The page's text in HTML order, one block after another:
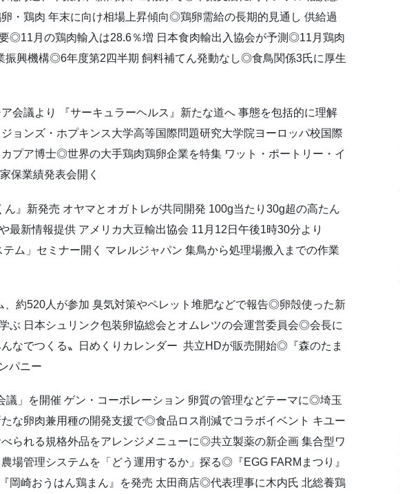
・鶏肉 年末に向け相場上昇傾向◎鶏卵需給の長期的見通し 供給過
◎11月の鶏肉輸入は28.6％増 日本食肉輸出入協会が予測◎11月鶏肉
振興機構◎6年度第2四半期 飼料補てん発動なし◎食鳥関係3氏に厚生
会議より 『サーキュラーヘルス』新たな道へ 事態を包括的に理解
ョンズ・ホプキンス大学高等国際問題研究大学院ヨーロッパ校国際
プア博士◎世界の大手鶏肉鶏卵企業を特集 ワット・ポートリー・イ
保業績発表会開く
』新発売 オヤマとオガトレが共同開発 100g当たり30g超の高たん
最新情報提供 アメリカ大豆輸出協会 11月12日午後1時30分より
ム」セミナー開く マレルジャパン 集鳥から処理場搬入までの作業
約520人が参加 臭気対策やペレット堆肥などで報告◎卵殻使った新
ぶ 日本シュリンク包装卵協総会とオムレツの会運営委員会◎会長に
なでつくる〟日めくりカレンダー 共立HDが販売開始◎『森のたま
パニー
」を開催 ゲン・コーポレーション 卵質の管理などテーマに◎埼玉
な卵肉兼用種の開発支援で◎食品ロス削減でコラボイベント キユー
られる規格外品をアレンジメニューに◎共立製薬の新企画 集合型ワ
場管理システムを「どう運用するか」探る◎『EGG FARMまつり』
岡崎おうはん鶏まん』を発売 太田商店◎代表理事に木内氏 北総養鶏